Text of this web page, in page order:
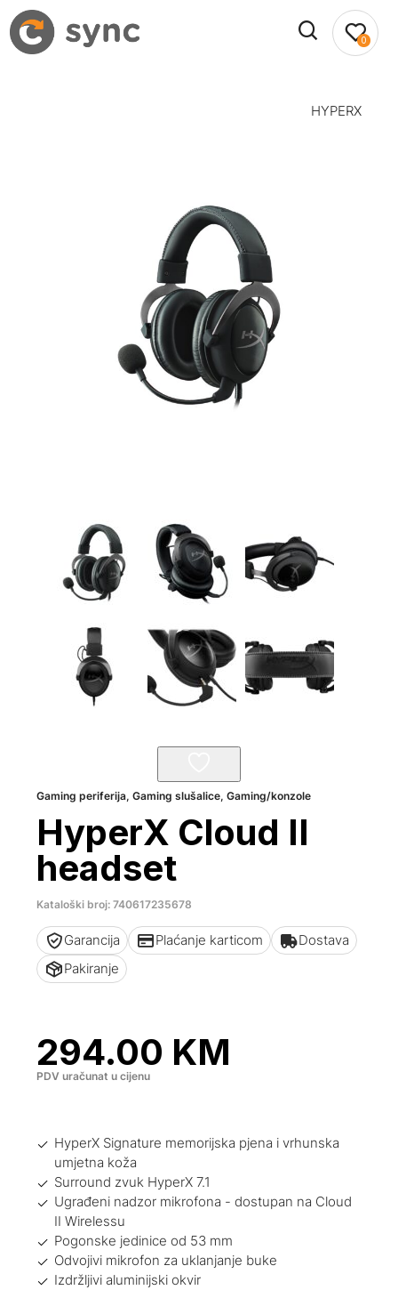
0
HYPERX
Gaming periferija,Gaming slušalice,Gaming/konzole
HyperX Cloud II
headset
Kataloški broj: 740617235678
Garancija Plaćanje karticom
Dostava
Pakiranje
294.00 KM
PDV uračunat u cijenu
HyperX Signature memorijska pjena i vrhunska
umjetna koža
Surround zvuk HyperX 7.1
Ugrađeni nadzor mikrofona - dostupan na Cloud
II Wirelessu
Pogonske jedinice od 53 mm
Odvojivi mikrofon za uklanjanje buke
Izdržljivi aluminijski okvir